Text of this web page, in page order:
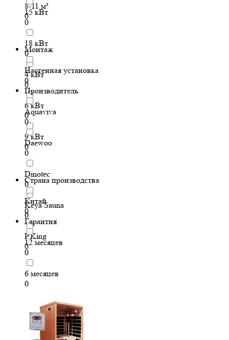
8-11 м³
0
15 кВт
0
18 кВт
0
4 кВт
0
6 кВт
0
9 кВт
0
Монтаж
Настенная установка
0
Производитель
Aquaviva
0
Daewoo
0
Dinotec
0
Keya Sauna
0
P.King
0
Страна производства
Китай
0
Гарантия
12 месяцев
0
6 месяцев
0